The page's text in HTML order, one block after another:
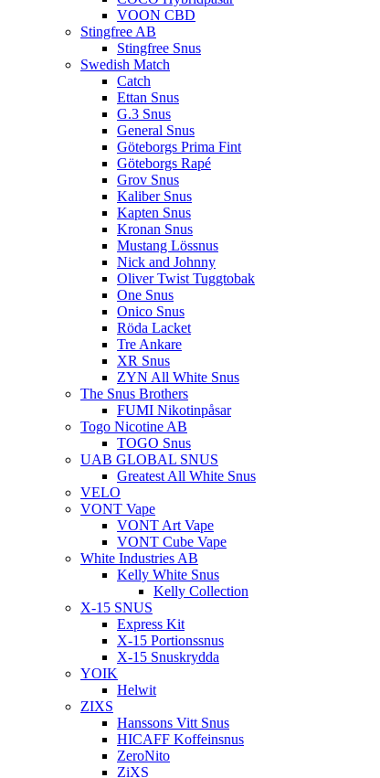
VOON CBD
Stingfree AB
Stingfree Snus
Swedish Match
Catch
Ettan Snus
G.3 Snus
General Snus
Göteborgs Prima Fint
Göteborgs Rapé
Grov Snus
Kaliber Snus
Kapten Snus
Kronan Snus
Mustang Lössnus
Nick and Johnny
Oliver Twist Tuggtobak
One Snus
Onico Snus
Röda Lacket
Tre Ankare
XR Snus
ZYN All White Snus
The Snus Brothers
FUMI Nikotinpåsar
Togo Nicotine AB
TOGO Snus
UAB GLOBAL SNUS
Greatest All White Snus
VELO
VONT Vape
VONT Art Vape
VONT Cube Vape
White Industries AB
Kelly White Snus
Kelly Collection
X-15 SNUS
Express Kit
X-15 Portionssnus
X-15 Snuskrydda
YOIK
Helwit
ZIXS
Hanssons Vitt Snus
HICAFF Koffeinsnus
ZeroNito
ZiXS